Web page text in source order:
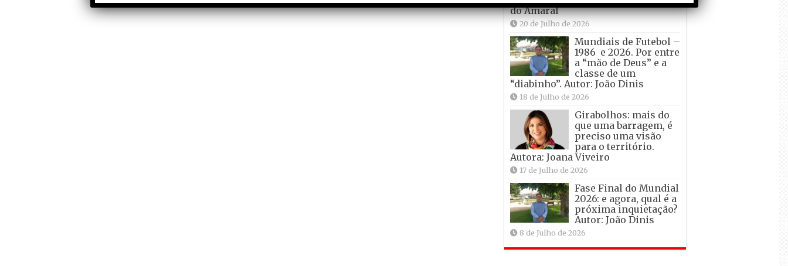
do Amaral
20 de Julho de 2026
Mundiais de Futebol –
1986 e 2026. Por entre
a “mão de Deus” e a
classe de um
“diabinho”. Autor: João Dinis
18 de Julho de 2026
Girabolhos: mais do
que uma barragem, é
preciso uma visão
para o território.
Autora: Joana Viveiro
17 de Julho de 2026
Fase Final do Mundial
2026: e agora, qual é a
próxima inquietação?
Autor: João Dinis
8 de Julho de 2026